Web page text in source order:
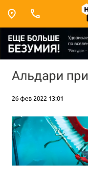
Альдари
26 фев 2022 13:01